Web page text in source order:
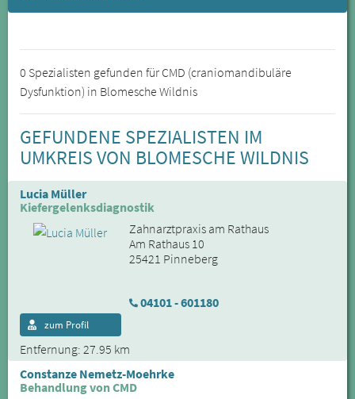
0 Spezialisten gefunden für CMD (craniomandibuläre
Dysfunktion) in Blomesche Wildnis
GEFUNDENE SPEZIALISTEN IM
UMKREIS VON BLOMESCHE WILDNIS
Lucia Müller
Kiefergelenksdiagnostik
Zahnarztpraxis am Rathaus
Am Rathaus 10
25421 Pinneberg
04101 - 601180
Entfernung: 27.95 km
zum Profil
Constanze Nemetz-Moehrke
Behandlung von CMD